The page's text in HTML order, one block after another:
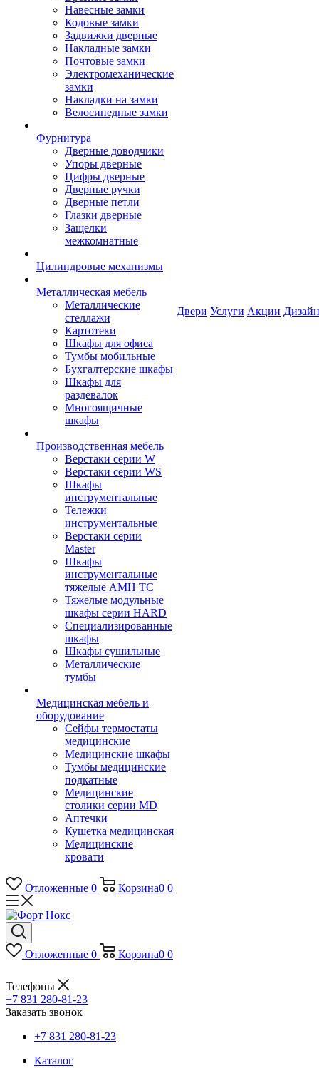
Навесные замки
Кодовые замки
Задвижки дверные
Накладные замки
Почтовые замки
Электромеханические
замки
Накладки на замки
Велосипедные замки
Фурнитура
Дверные доводчики
Упоры дверные
Цифры дверные
Дверные ручки
Дверные петли
Глазки дверные
Защелки
межкомнатные
Цилиндровые механизмы
Металлическая мебель
Металлические
стеллажи
Картотеки
Шкафы для офиса
Тумбы мобильные
Бухгалтерские шкафы
Шкафы для
раздевалок
Многоящичные
шкафы
Производственная мебель
Верстаки серии W
Верстаки серии WS
Шкафы
инструментальные
Тележки
инструментальные
Верстаки серии
Master
Шкафы
инструментальные
тяжелые AMH TC
Тяжелые модульные
шкафы серии HARD
Cпециализированные
шкафы
Шкафы сушильные
Металлические
тумбы
Медицинская мебель и
оборудование
Сейфы термостаты
медицинские
Медицинские шкафы
Тумбы медицинские
подкатные
Медицинские
столики серии MD
Аптечки
Кушетка медицинская
Медицинские
кровати
Двери Услуги Акции
Отложенные 0 Корзина0 0
Отложенные 0 Корзина0 0
Телефоны
+7 831 280-81-23
Заказать звонок
+7 831 280-81-23
Каталог